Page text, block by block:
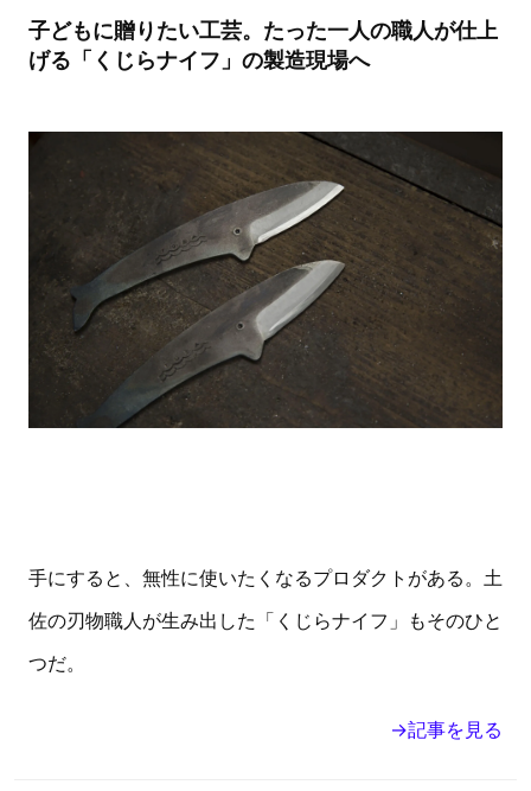
子どもに贈りたい工芸。たった一人の職人が仕上
げる「くじらナイフ」の製造現場へ
手にすると、無性に使いたくなるプロダクトがある。土
佐の刃物職人が生み出した「くじらナイフ」もそのひと
つだ。
→記事を見る